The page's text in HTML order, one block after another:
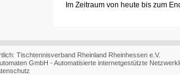
Im Zeitraum von heute bis zum
Tischtennisverband Rheinland Rheinhessen e.V.
GmbH - Automatisierte internetgestützte